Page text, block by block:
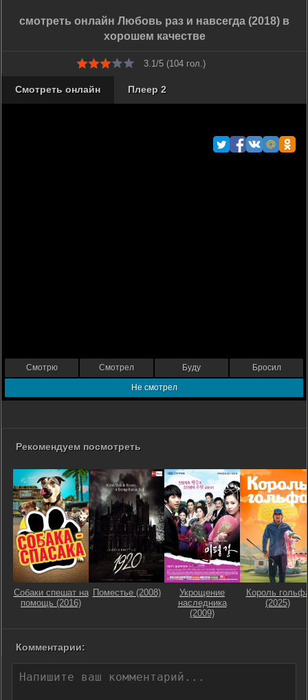
смотреть онлайн Любовь раз и навсегда (2018) в
хорошем качестве
3.1/5 (104гол.)
Смотреть онлайн Плеер 2
Смотрю Смотрел Буду Бросил
Не смотрел
Рекомендуем посмотреть
Собаки спешат на
помощь (2016)
Поместье (2008)
Укрощение
наследника
(2009)
Король
(2025)
Комментарии: